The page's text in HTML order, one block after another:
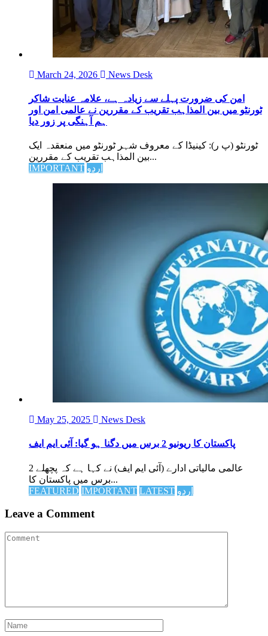
March 24, 2026 News Desk
امن کی ضرورت پہلے سے زیادہ ہے، علامہ عنایت شاکر
ٹورنٹو میں بین المذاہب تقریب کے مقررین نے عالمی امن اور
ہم آہنگی پر زور دیا
ٹورنٹو (پ ر): کینیڈا کے معروف شہر ٹورنٹو میں منعقدہ ایک
بین المذاہب تقریب کے مقررین...
IMPORTANT اردو
May 25, 2025 News Desk
پاکستان کا ریونیو 2 برس میں دگنا ہو گیا: آئی ایم ایف
عالمی مالیاتی ادارے (آئی ایم ایف) نے کہا ہے کہ پچھلے 2
برس میں پاکستان کا...
FEATURED IMPORTANT LATEST اردو
Leave a Comment